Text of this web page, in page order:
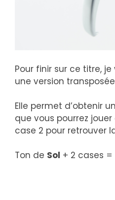
Pour finir sur ce titre,
une version
Elle permet d’obtenir
que vous pourrez
case 2 pour retrouver
Ton de Sol + 2 cases =